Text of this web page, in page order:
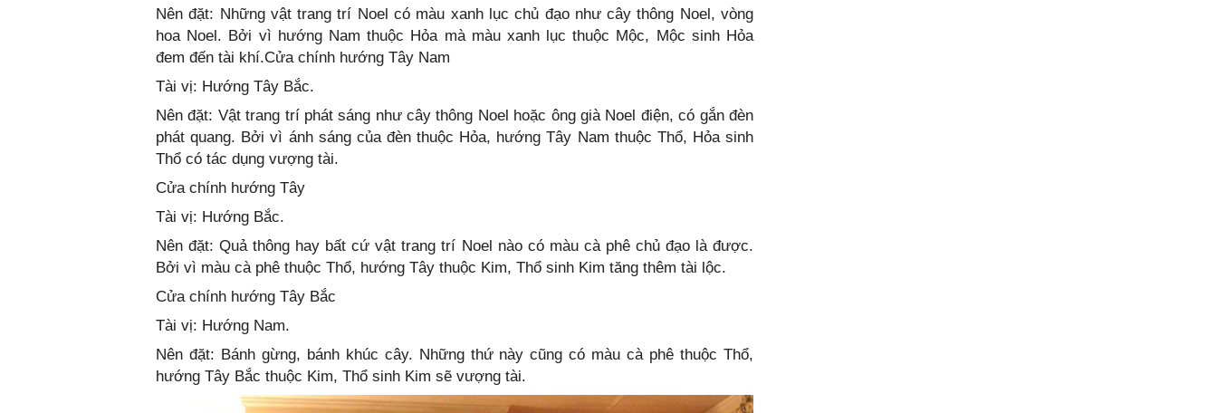
Nên đặt: Những vật trang trí Noel có màu xanh lục chủ đạo như cây thông Noel, vòng
hoa Noel. Bởi vì hướng Nam thuộc Hỏa mà màu xanh lục thuộc Mộc, Mộc sinh Hỏa
đem đến tài khí.Cửa chính hướng Tây Nam
Tài vị: Hướng Tây Bắc.
Nên đặt: Vật trang trí phát sáng như cây thông Noel hoặc ông già Noel điện, có gắn đèn
phát quang. Bởi vì ánh sáng của đèn thuộc Hỏa, hướng Tây Nam thuộc Thổ, Hỏa sinh
Thổ có tác dụng vượng tài.
Cửa chính hướng Tây
Tài vị: Hướng Bắc.
Nên đặt: Quả thông hay bất cứ vật trang trí Noel nào có màu cà phê chủ đạo là được.
Bởi vì màu cà phê thuộc Thổ, hướng Tây thuộc Kim, Thổ sinh Kim tăng thêm tài lộc.
Cửa chính hướng Tây Bắc
Tài vị: Hướng Nam.
Nên đặt: Bánh gừng, bánh khúc cây. Những thứ này cũng có màu cà phê thuộc Thổ,
hướng Tây Bắc thuộc Kim, Thổ sinh Kim sẽ vượng tài.